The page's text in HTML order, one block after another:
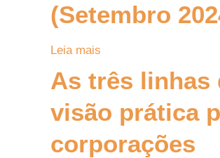
(Setembro
Leia mais
As três linhas
visão prática
corporações